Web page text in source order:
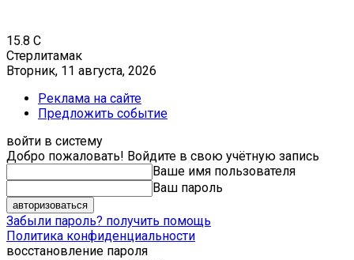
15.8 C
Стерлитамак
Вторник, 11 августа, 2026
Реклама на сайте
Предложить событие
войти в систему
Добро пожаловать! Войдите в свою учётную запись
Ваше имя пользователя
Ваш пароль
Забыли пароль? получить помощь
Политика конфиденциальности
восстановление пароля